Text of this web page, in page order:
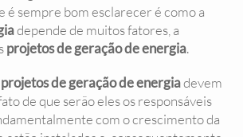
é sempre bom esclarecer é como a
depende de muitos fatores, a
projetos de geração de energia.
projetos de geração de energiadevem
de que serão eles os responsáveis
com o crescimento da